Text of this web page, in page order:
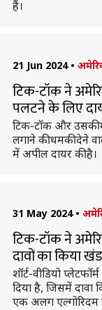
हैं।
21 Jun 2024 •
टिक-टॉक ने
पलटने के लिए
टिक-टॉक और उसकी
लगाने की धमकी देने
में अपील दायर की है।
31 May 2024 •
टिक-टॉक ने
दावों का किया
शॉर्ट-वीडियो
दिया है, जिसमें दावा
एक अलग एल्गोरिदम